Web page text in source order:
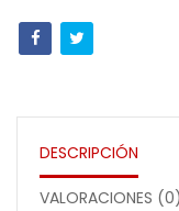
DESCRIPCIÓN
VALORACIONES (0)